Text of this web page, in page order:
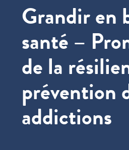
Grandir en
santé –
de la
prévention
addictions